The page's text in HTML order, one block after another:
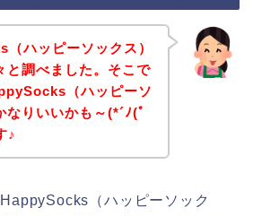
ハッピーソックス）
と調べました。そこで
（ハッピーソ
なりいいかも～(*´ﾉ(ﾟ
♪
（ハッピーソック